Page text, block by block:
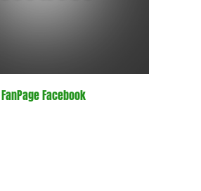
FanPage Facebook